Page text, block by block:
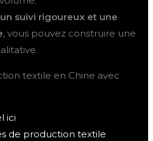
suivi rigoureux et une
, vous pouvez construire une
textile en Chine avec
ici
de production textile